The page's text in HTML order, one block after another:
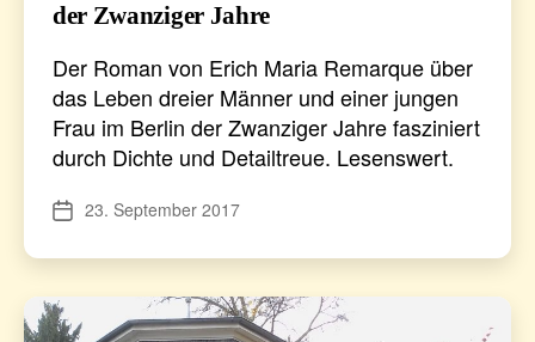
der Zwanziger Jahre
Der Roman von Erich Maria Remarque über
das Leben dreier Männer und einer jungen
Frau im Berlin der Zwanziger Jahre fasziniert
durch Dichte und Detailtreue. Lesenswert.
Veröffentlichungsdatum
23. September 2017